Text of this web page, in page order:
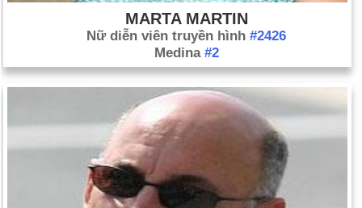
MARTA MARTIN
Nữ diễn viên truyền hình #2426
Medina #2